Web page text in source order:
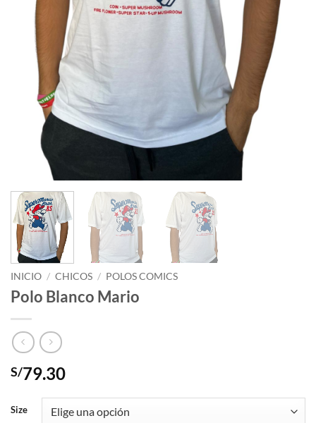
INICIO / CHICOS / POLOS COMICS
Polo Blanco Mario
S/79.30
Size